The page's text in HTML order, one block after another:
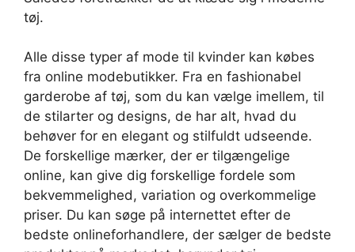
tøj.
Alle disse typer af mode til kvinder kan købes
fra online modebutikker. Fra en fashionabel
garderobe af tøj, som du kan vælge imellem, til
de stilarter og designs, de har alt, hvad du
behøver for en elegant og stilfuldt udseende.
De forskellige mærker, der er tilgængelige
online, kan give dig forskellige fordele som
bekvemmelighed, variation og overkommelige
priser. Du kan søge på internettet efter de
bedste onlineforhandlere, der sælger de bedste